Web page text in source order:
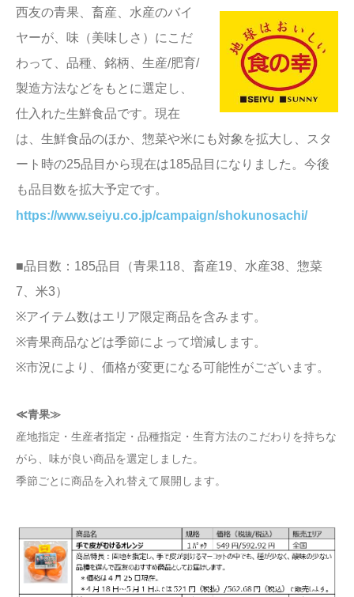
西友の青果、畜産、水産のバイ
ヤーが、味（美味しさ）にこだ
わって、品種、銘柄、生産/肥育/
製造方法などをもとに選定し、
仕入れた生鮮食品です。現在
は、生鮮食品のほか、惣菜や米にも対象を拡大し、スタ
ート時の25品目から現在は185品目になりました。今後
も品目数を拡大予定です。
https://www.seiyu.co.jp/campaign/shokunosachi/
■品目数：185品目（青果118、畜産19、水産38、惣菜
7、米3）
※アイテム数はエリア限定商品を含みます。
※青果商品などは季節によって増減します。
※市況により、価格が変更になる可能性がございます。
≪青果≫
産地指定・生産者指定・品種指定・生育方法のこだわりを持ちな
がら、味が良い商品を選定しました。
季節ごとに商品を入れ替えて展開します。